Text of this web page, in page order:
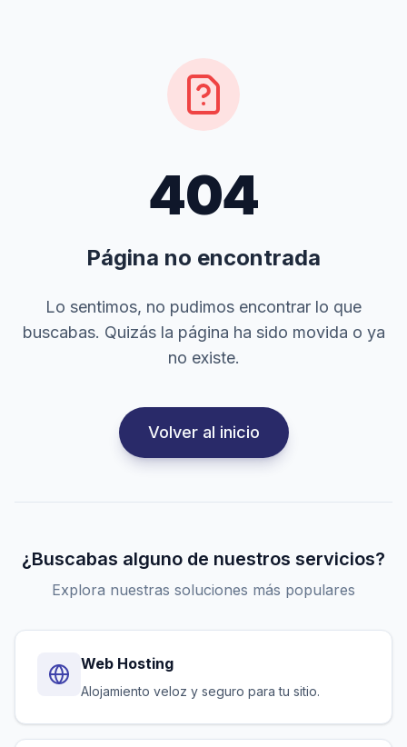
404
Página no encontrada
Lo sentimos, no pudimos encontrar lo que
buscabas. Quizás la página ha sido movida o ya
no existe.
Volver al inicio
¿Buscabas alguno de nuestros servicios?
Explora nuestras soluciones más populares
Web Hosting
Alojamiento veloz y seguro para tu sitio.